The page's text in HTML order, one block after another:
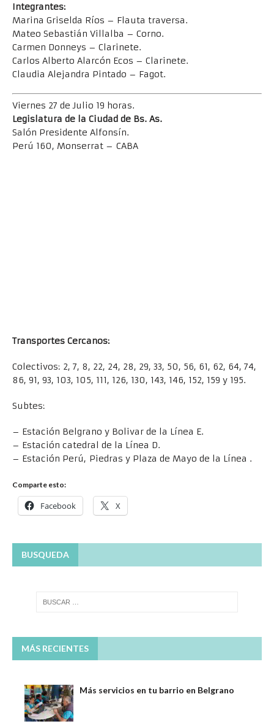
Integrantes:
Marina Griselda Ríos – Flauta traversa.
Mateo Sebastián Villalba – Corno.
Carmen Donneys – Clarinete.
Carlos Alberto Alarcón Ecos – Clarinete.
Claudia Alejandra Pintado – Fagot.
Viernes 27 de Julio 19 horas.
Legislatura de la Ciudad de Bs. As.
Salón Presidente Alfonsín.
Perú 160, Monserrat – CABA
Transportes Cercanos:
Colectivos: 2, 7, 8, 22, 24, 28, 29, 33, 50, 56, 61, 62, 64, 74,
86, 91, 93, 103, 105, 111, 126, 130, 143, 146, 152, 159 y 195.
Subtes:
– Estación Belgrano y Bolivar de la Línea E.
– Estación catedral de la Línea D.
– Estación Perú, Piedras y Plaza de Mayo de la Línea .
Comparte esto:
Facebook X
BUSQUEDA
MÁS RECIENTES
Más servicios en tu barrio en Belgrano